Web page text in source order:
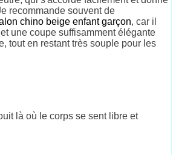
recommande souvent de
chino beige enfant garçon, car il
une coupe suffisamment élégante
tout en restant très souple pour les
là où le corps se sent libre et